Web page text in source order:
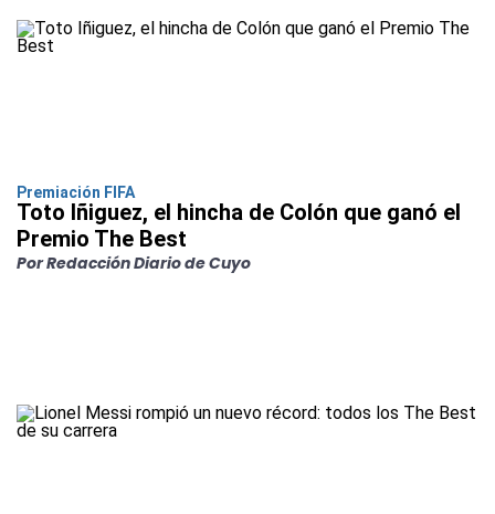
Premiación FIFA
Toto Iñiguez, el hincha de Colón que ganó el
Premio The Best
Por Redacción Diario de Cuyo